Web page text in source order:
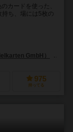
カードを使った、
ち、場には5枚の
GmbH）
975
持ってる